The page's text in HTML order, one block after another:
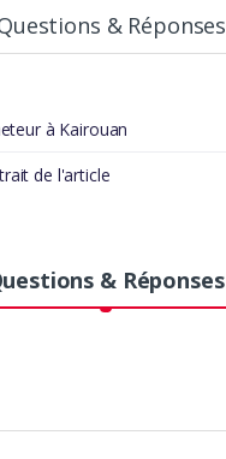
& Réponses
à Kairouan
de l'article
& Réponses